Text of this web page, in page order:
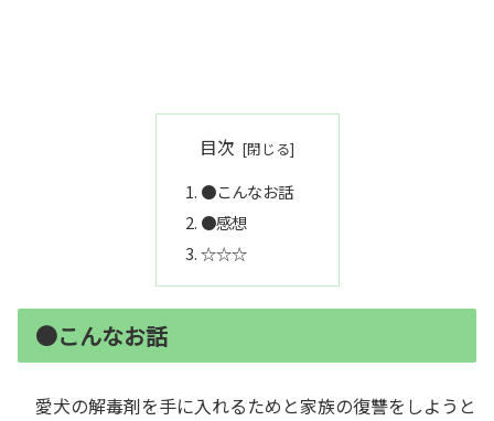
目次
●こんなお話
●感想
☆☆☆
●こんなお話
愛犬の解毒剤を手に入れるためと家族の復讐をしようと